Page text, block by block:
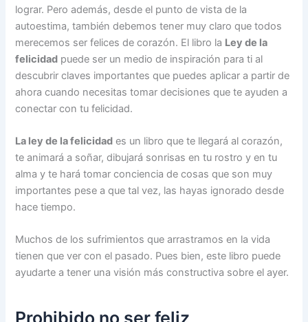
lograr. Pero además, desde el punto de vista de la
autoestima, también debemos tener muy claro que todos
merecemos ser felices de corazón. El libro la Ley de la
felicidad puede ser un medio de inspiración para ti al
descubrir claves importantes que puedes aplicar a partir de
ahora cuando necesitas tomar decisiones que te ayuden a
conectar con tu felicidad.
La ley de la felicidad es un libro que te llegará al corazón,
te animará a soñar, dibujará sonrisas en tu rostro y en tu
alma y te hará tomar conciencia de cosas que son muy
importantes pese a que tal vez, las hayas ignorado desde
hace tiempo.
Muchos de los sufrimientos que arrastramos en la vida
tienen que ver con el pasado. Pues bien, este libro puede
ayudarte a tener una visión más constructiva sobre el ayer.
Prohibido no ser feliz